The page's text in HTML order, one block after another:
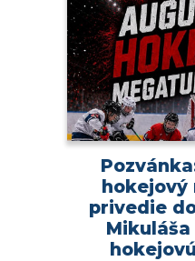
hokejový
privedie